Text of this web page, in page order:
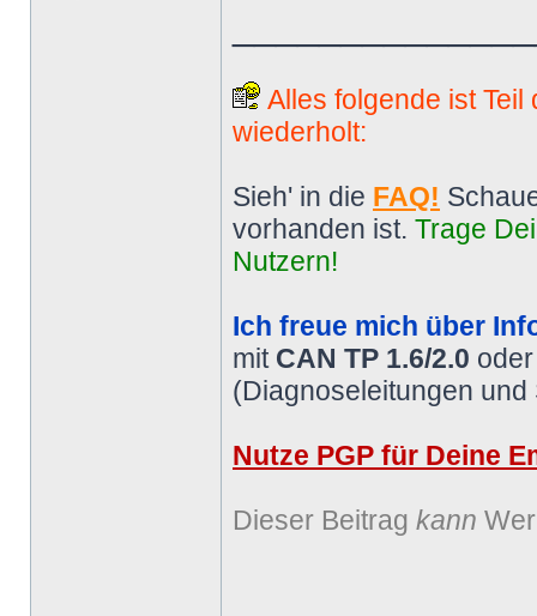
Alles folgende ist
wiederholt:
Sieh' in die FAQ!
vorhanden ist. Trage
Nutzern!
Ich freue mich über
mit CAN TP 1.6/2.0
(Diagnoseleitungen
Nutze PGP für Deine
Dieser Beitrag kann